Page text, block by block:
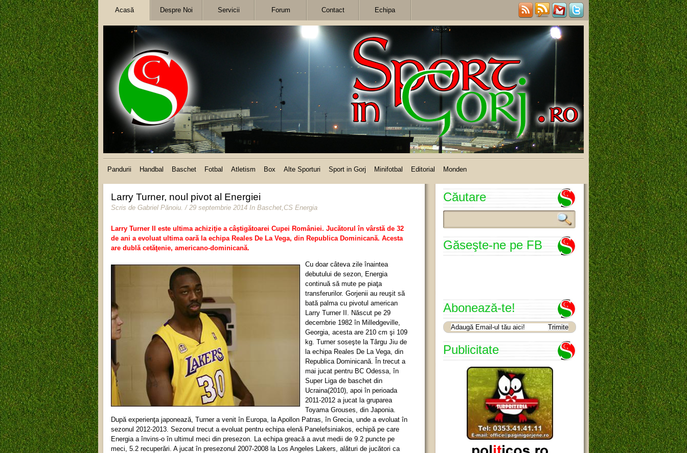
Acasă Despre Noi Servicii Forum Contact Echipa
Pandurii Handbal Baschet Fotbal Atletism Box Alte Sporturi Sport in Gorj Minifotbal Editorial Monden
Larry Turner, noul pivot al Energiei
Scris de Gabriel Pănoiu. / 29 septembrie 2014 In Baschet,CS Energia
Larry Turner II este ultima achiziţie a câştigătoarei Cupei României. Jucătorul în vârstă de 32
de ani a evoluat ultima oară la echipa Reales De La Vega, din Republica Dominicană. Acesta
are dublă cetăţenie, americano-dominicană.
Cu doar câteva zile înaintea
debutului de sezon, Energia
continuă să mute pe piaţa
transferurilor. Gorjenii au reuşit să
bată palma cu pivotul american
Larry Turner II. Născut pe 29
decembrie 1982 în Milledgeville,
Georgia, acesta are 210 cm şi 109
kg. Turner soseşte la Târgu Jiu de
la echipa Reales De La Vega, din
Republica Dominicană. În trecut a
mai jucat pentru BC Odessa, în
Super Liga de baschet din
Ucraina(2010), apoi în perioada
2011-2012 a jucat la gruparea
Toyama Grouses, din Japonia.
După experienţa japonează, Turner a venit în Europa, la Apollon Patras, în Grecia, unde a evoluat în
sezonul 2012-2013. Sezonul trecut a evoluat pentru echipa elenă Panelefsiniakos, echipă pe care
Energia a învins-o în ultimul meci din presezon. La echipa greacă a avut medii de 9.2 puncte pe
meci, 5.2 recuperări. A jucat în presezonul 2007-2008 la Los Angeles Lakers, alături de jucători ca
Căutare
Găseşte-ne pe FB
Abonează-te!
Publicitate